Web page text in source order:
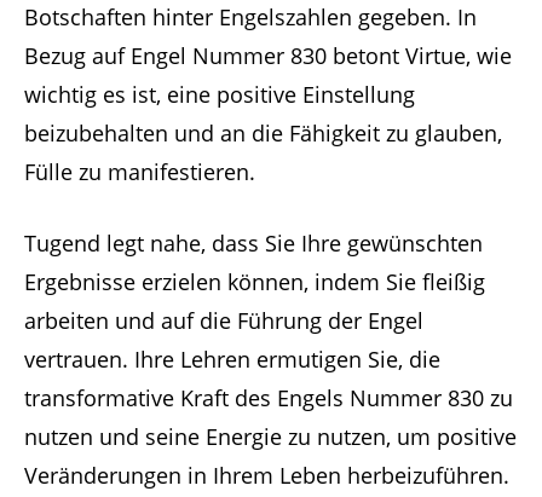
Botschaften hinter Engelszahlen gegeben. In
Bezug auf Engel Nummer 830 betont Virtue, wie
wichtig es ist, eine positive Einstellung
beizubehalten und an die Fähigkeit zu glauben,
Fülle zu manifestieren.
Tugend legt nahe, dass Sie Ihre gewünschten
Ergebnisse erzielen können, indem Sie fleißig
arbeiten und auf die Führung der Engel
vertrauen. Ihre Lehren ermutigen Sie, die
transformative Kraft des Engels Nummer 830 zu
nutzen und seine Energie zu nutzen, um positive
Veränderungen in Ihrem Leben herbeizuführen.